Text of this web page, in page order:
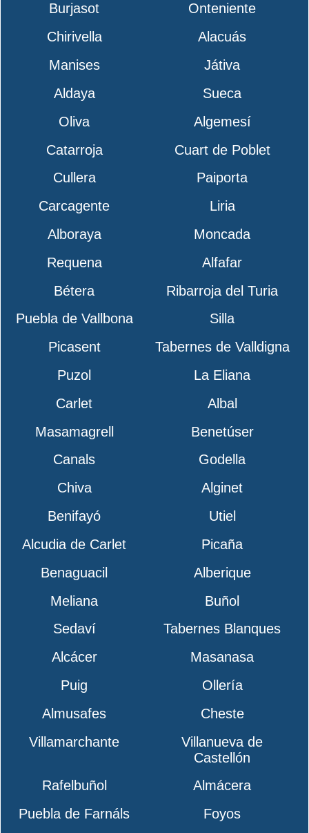
Burjasot
Onteniente
Chirivella
Alacuás
Manises
Játiva
Aldaya
Sueca
Oliva
Algemesí
Catarroja
Cuart de Poblet
Cullera
Paiporta
Carcagente
Liria
Alboraya
Moncada
Requena
Alfafar
Bétera
Ribarroja del Turia
Puebla de Vallbona
Silla
Picasent
Tabernes de Valldigna
Puzol
La Eliana
Carlet
Albal
Masamagrell
Benetúser
Canals
Godella
Chiva
Alginet
Benifayó
Utiel
Alcudia de Carlet
Picaña
Benaguacil
Alberique
Meliana
Buñol
Sedaví
Tabernes Blanques
Alcácer
Masanasa
Puig
Ollería
Almusafes
Cheste
Villamarchante
Villanueva de
Castellón
Rafelbuñol
Almácera
Puebla de Farnáls
Foyos